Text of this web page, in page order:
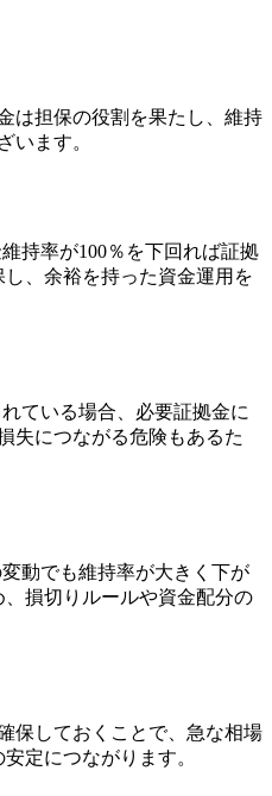
は担保の役割を果たし、維持
います。
持率が100％を下回れば証拠
、余裕を持った資金運用を
ている場合、必要証拠金に
失につながる危険もあるた
動でも維持率が大きく下が
損切りルールや資金配分の
保しておくことで、急な相場
定につながります。